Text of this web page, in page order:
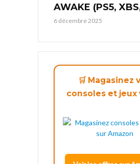
AWAKE (PS5,
6 décembre 2025
🛒 Magasinez
consoles et jeux